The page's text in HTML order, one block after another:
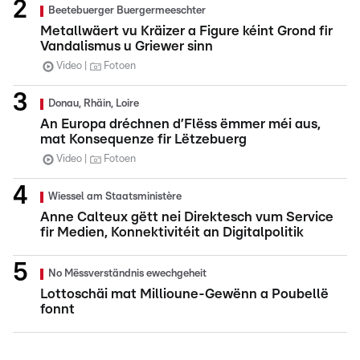
Beetebuerger Buergermeeschter
Metallwäert vu Kräizer a Figure kéint Grond fir
Vandalismus u Griewer sinn
Video Fotoen
Donau, Rhäin, Loire
An Europa dréchnen d’Flëss ëmmer méi aus,
mat Konsequenze fir Lëtzebuerg
Video Fotoen
Wiessel am Staatsministère
Anne Calteux gëtt nei Direktesch vum Service
fir Medien, Konnektivitéit an Digitalpolitik
No Mëssverständnis ewechgeheit
Lottoschäi mat Millioune-Gewënn a Poubellë
fonnt